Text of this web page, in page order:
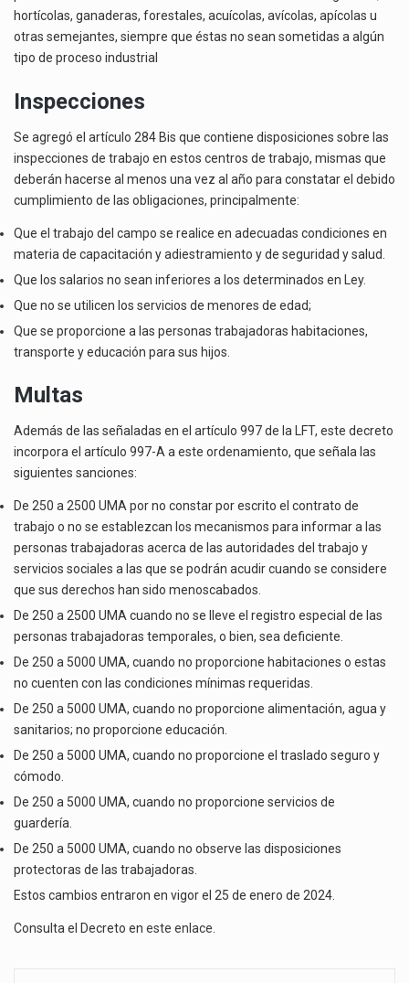
hortícolas, ganaderas, forestales, acuícolas, avícolas, apícolas u
otras semejantes, siempre que éstas no sean sometidas a algún
tipo de proceso industrial
Inspecciones
Se agregó el artículo 284 Bis que contiene disposiciones sobre las
inspecciones de trabajo en estos centros de trabajo, mismas que
deberán hacerse al menos una vez al año para constatar el debido
cumplimiento de las obligaciones, principalmente:
Que el trabajo del campo se realice en adecuadas condiciones en
materia de capacitación y adiestramiento y de seguridad y salud.
Que los salarios no sean inferiores a los determinados en Ley.
Que no se utilicen los servicios de menores de edad;
Que se proporcione a las personas trabajadoras habitaciones,
transporte y educación para sus hijos.
Multas
Además de las señaladas en el artículo 997 de la LFT, este decreto
incorpora el artículo 997-A a este ordenamiento, que señala las
siguientes sanciones:
De 250 a 2500 UMA por no constar por escrito el contrato de
trabajo o no se establezcan los mecanismos para informar a las
personas trabajadoras acerca de las autoridades del trabajo y
servicios sociales a las que se podrán acudir cuando se considere
que sus derechos han sido menoscabados.
De 250 a 2500 UMA cuando no se lleve el registro especial de las
personas trabajadoras temporales, o bien, sea deficiente.
De 250 a 5000 UMA, cuando no proporcione habitaciones o estas
no cuenten con las condiciones mínimas requeridas.
De 250 a 5000 UMA, cuando no proporcione alimentación, agua y
sanitarios; no proporcione educación.
De 250 a 5000 UMA, cuando no proporcione el traslado seguro y
cómodo.
De 250 a 5000 UMA, cuando no proporcione servicios de
guardería.
De 250 a 5000 UMA, cuando no observe las disposiciones
protectoras de las trabajadoras.
Estos cambios entraron en vigor el 25 de enero de 2024.
Consulta el Decreto en este enlace